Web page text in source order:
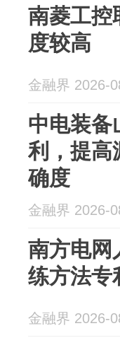
南菱工控
度较高
金融界 2026-
中电装备
利，提高
确度
金融界 2026-
南方电网
练方法专
金融界 2026-